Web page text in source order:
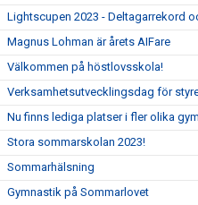
Lightscupen 2023 - Deltagarrekord
Magnus Lohman är årets AIFare
Välkommen på höstlovsskola!
Verksamhetsutvecklingsdag för
Nu finns lediga platser i fler olika
Stora sommarskolan 2023!
Sommarhälsning
Gymnastik på Sommarlovet